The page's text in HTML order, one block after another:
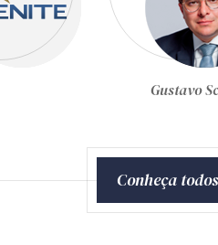
Gustavo Schiefler
Conheça